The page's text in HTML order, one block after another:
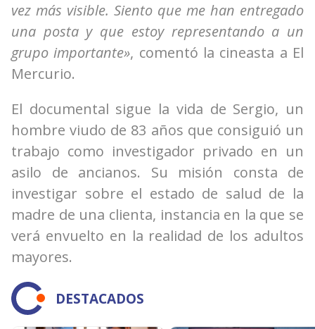
vez más visible. Siento que me han entregado
una posta y que estoy representando a un
grupo importante», comentó la cineasta a El
Mercurio.
El documental sigue la vida de Sergio, un
hombre viudo de 83 años que consiguió un
trabajo como investigador privado en un
asilo de ancianos. Su misión consta de
investigar sobre el estado de salud de la
madre de una clienta, instancia en la que se
verá envuelto en la realidad de los adultos
mayores.
DESTACADOS